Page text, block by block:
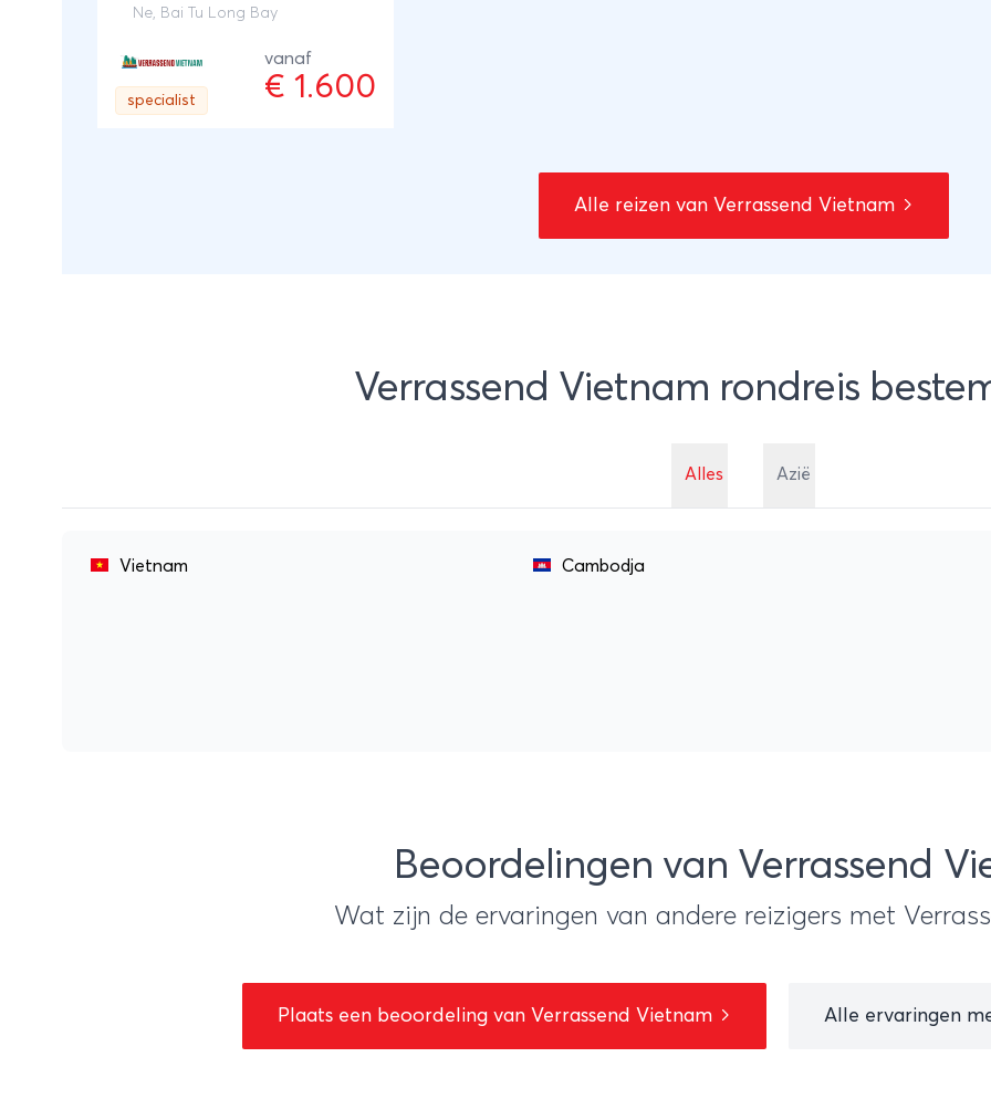
Ne, Bai Tu Long Bay
specialist
vanaf
€ 1.600
Alle reizen van Verrassend Vietnam
Verrassend Vietnam rondreis
Alles Azië
Vietnam Cambodja
Beoordelingen van Verrassend
Wat zijn de ervaringen van andere reizigers met
Plaats een beoordeling van Verrassend Vietnam Alle ervaringen